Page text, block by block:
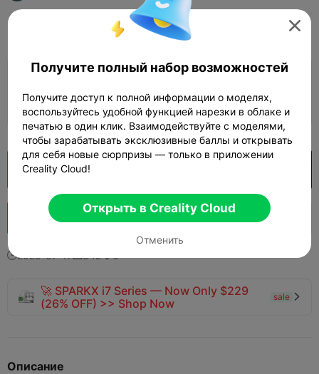
Добавить Искусство и дизайн
Заработайте больше очков
Кусочек облака
Boost 161
2025-07-17 3426
🚀 SPARKX i7 Series — Now Only $229
(26% OFF) >> Shop Now
sale 
Описание

Получите полный набор возможностей
Получите доступ к полной информации о моделях,
воспользуйтесь удобной функцией нарезки в облаке и
печатью в один клик. Взаимодействуйте с моделями,
чтобы зарабатывать эксклюзивные баллы и открывать
для себя новые сюрпризы — только в приложении
Creality Cloud!
Открыть в Creality Cloud
Отменить